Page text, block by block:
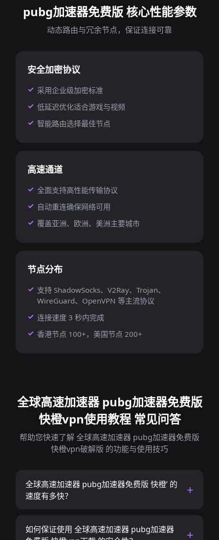
pubg加速器免费版 核心性能参数
动态路由与冗余节点，保证连接可靠
安全加密协议
采用企业级加密标准
低延迟优化适合游戏与视频
智能路由选择最佳节点
高速通道
全面支持高性能传输协议
自动重连确保网络可用
覆盖亚洲、欧洲、美洲主要城市
节点分布
支持 ShadowSocks、V2Ray、Trojan、
WireGuard、OpenVPN 等主流协议
连接速度 3 秒内完成
香港节点 100+，美国节点 200+
全球高速加速器 pubg加速器免费版
快橙vpn使用教程 常见问答
帮助您快速了解 全球高速加速器 pubg加速器免费版
快橙vpn破解版 的功能与使用技巧
全球高速加速器 pubg加速器免费版 快橙’ 的
速度有多快？
如何保证使用 全球高速加速器 pubg加速器